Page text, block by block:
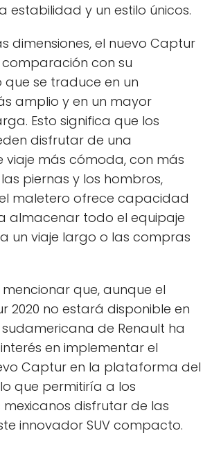
estabilidad y un estilo únicos.
dimensiones, el nuevo Captur
con su
que se traduce en un
amplio y en un mayor
Esto significa que los
disfrutar de una
viaje más cómoda, con más
piernas y los hombros,
maletero ofrece capacidad
almacenar todo el equipaje
un viaje largo o las compras
que, aunque el
2020 no estará disponible en
sudamericana de Renault ha
en implementar el
Captur en la plataforma del
que permitiría a los
disfrutar de las
innovador SUV compacto.